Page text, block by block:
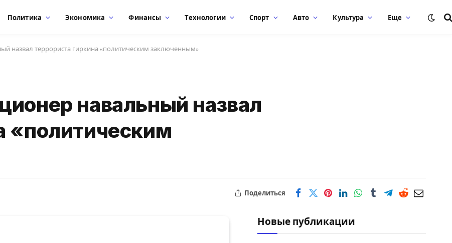
Политика Экономика Финансы Технологии Спорт Авто Культура Еще
назвал террориста гиркина «политическим заключенным»
навальный назвал
«политическим
Поделиться
Новые публикации